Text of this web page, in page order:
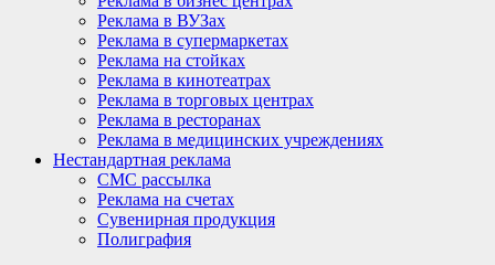
Реклама в ВУЗах
Реклама в супермаркетах
Реклама на стойках
Реклама в кинотеатрах
Реклама в торговых центрах
Реклама в ресторанах
Реклама в медицинских учреждениях
Нестандартная реклама
СМС рассылка
Реклама на счетах
Сувенирная продукция
Полиграфия